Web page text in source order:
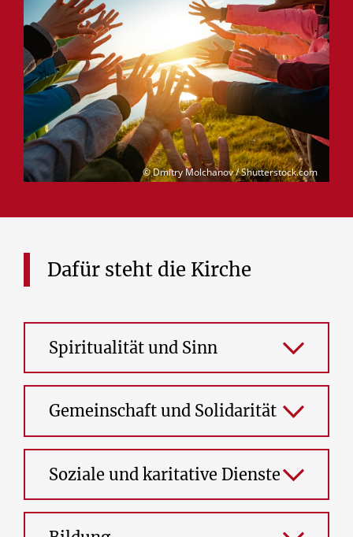
© Dmitry Molchanov / Shutterstock.com
Dafür steht die Kirche
Spiritualität und Sinn
Gemeinschaft und Solidarität
Soziale und karitative Dienste